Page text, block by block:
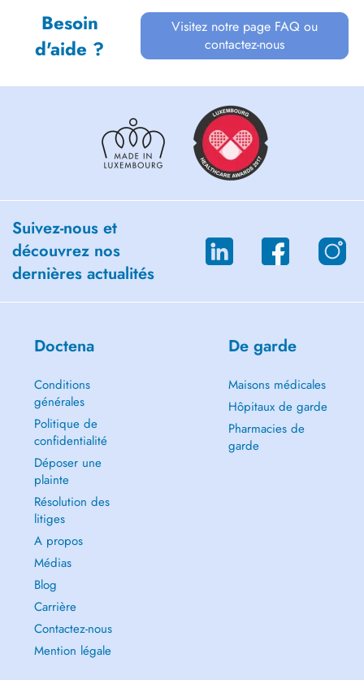
Besoin
d'aide ?
Visitez notre page FAQ ou
contactez-nous
Suivez-nous et
découvrez nos
dernières actualités
Doctena
Conditions
générales
Politique de
confidentialité
Déposer une
plainte
Résolution des
litiges
A propos
Médias
Blog
Carrière
Contactez-nous
Mention légale
De garde
Maisons médicales
Hôpitaux de garde
Pharmacies de
garde